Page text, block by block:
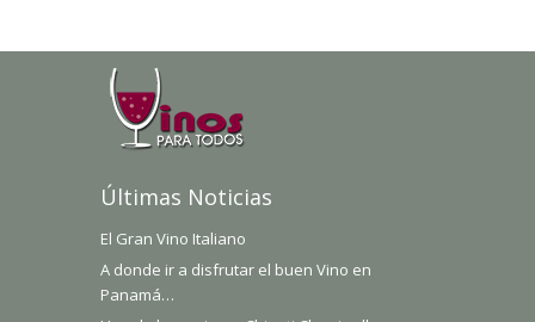
Últimas Noticias
El Gran Vino Italiano
A donde ir a disfrutar el buen Vino en
Panamá…